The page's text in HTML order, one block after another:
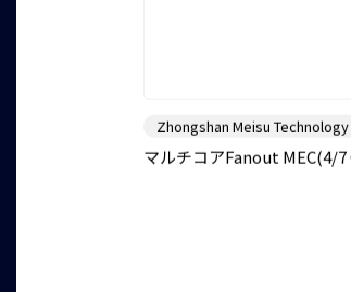
Zhongshan Meisu Technology
マルチコアFanout MEC(4/7